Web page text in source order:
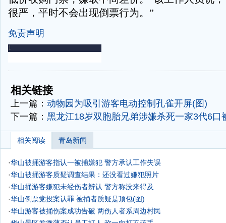
很严，平时不会出现倒票行为。”
免责声明
-
相关链接
上一篇： 动物园为吸引游客电动控制孔雀开屏(图)
下一篇： 黑龙江18岁双胞胎兄弟涉嫌杀死一家3代6口
相关阅读 青岛新闻
·华山被捅游客指认一被捕嫌犯 警方承认工作失误
·华山被捅游客质疑调查结果：还没看过嫌犯照片
·华山捅游客嫌犯未经伤者辨认 警方称没来得及
·华山倒票党投案认罪 被捅者质疑是顶包(图)
·华山游客被捅伤案成功告破 两伤人者系周边村民